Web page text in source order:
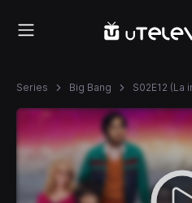
Series Big Bang S02E12